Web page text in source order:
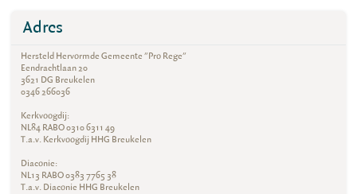
Adres
Hersteld Hervormde Gemeente "Pro Rege"
Eendrachtlaan 20
3621 DG Breukelen
0346 266036
Kerkvoogdij:
NL84 RABO 0310 6311 49
T.a.v. Kerkvoogdij HHG Breukelen
Diaconie:
NL13 RABO 0383 7765 38
T.a.v. Diaconie HHG Breukelen